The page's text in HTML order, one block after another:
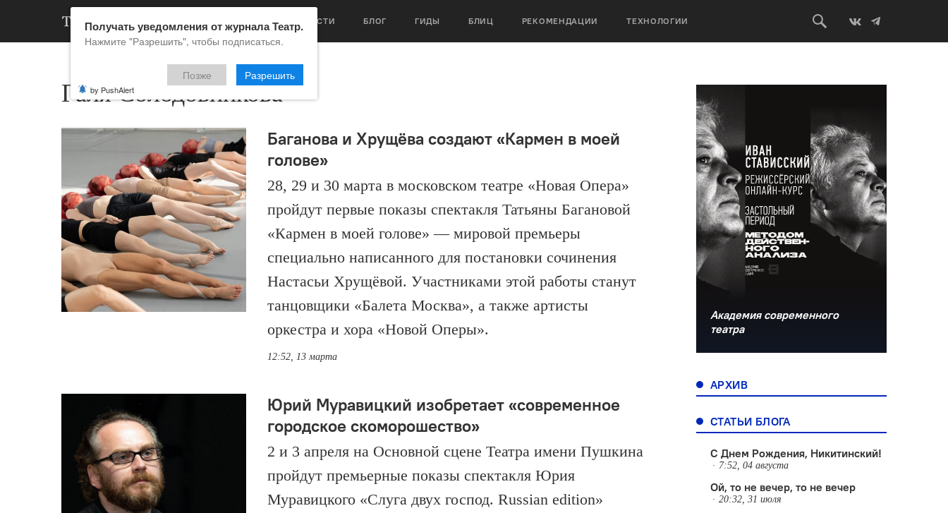
НОВОСТИ БЛОГ ГИДЫ БЛИЦ РЕКОМЕНДАЦИИ ТЕХНОЛОГИИ
Галя Солодовникова
Баганова и Хрущёва создают «Кармен в моей
голове»
28, 29 и 30 марта в московском театре «Новая Опера»
пройдут первые показы спектакля Татьяны Багановой
«Кармен в моей голове» — мировой премьеры
специально написанного для постановки сочинения
Настасьи Хрущёвой. Участниками этой работы станут
танцовщики «Балета Москва», а также артисты
оркестра и хора «Новой Оперы».
12:52, 13 марта
Юрий Муравицкий изобретает «современное
городское скоморошество»
2 и 3 апреля на Основной сцене Театра имени Пушкина
пройдут премьерные показы спектакля Юрия
Муравицкого «Слуга двух господ. Russian edition»
Академия современного
театра
АРХИВ
СТАТЬИ БЛОГА
С Днем Рождения, Никитинский!
7:52, 04 августа
Ой, то не вечер, то не вечер
20:32, 31 июля
Получать уведомления от журнала Театр.
Нажмите "Разрешить", чтобы подписаться.
Позже Разрешить
by PushAlert